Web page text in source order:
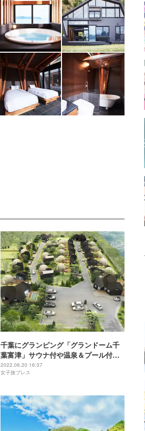
千葉にグランピング「グランドーム千
葉富津」サウナ付や温泉＆プール付ヴ
ィラから客室をチョイス
2022.06.20 16:37
女子旅プレス